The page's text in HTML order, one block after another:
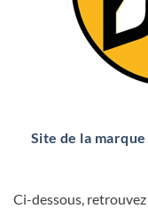
Site de la marque
Ci-dessous,